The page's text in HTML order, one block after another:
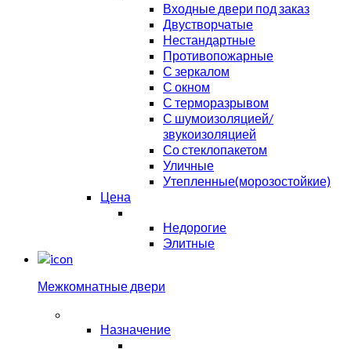
Входные двери под заказ
Двустворчатые
Нестандартные
Противопожарные
С зеркалом
С окном
С терморазрывом
С шумоизоляцией/
звукоизоляцией
Со стеклопакетом
Уличные
Утепленные(морозостойкие)
Цена
Недорогие
Элитные
Межкомнатные двери
Назначение